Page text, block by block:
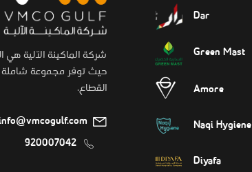
Dar
Green Mast
Amore
Naqi Hygiene
Diyafa
شركة الماكينة الآلية
حيث توفر مجموعة شاملة
القطاع.
920007042